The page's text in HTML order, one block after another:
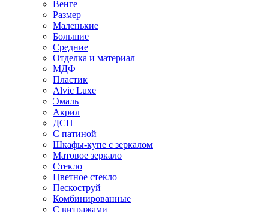
Венге
Размер
Маленькие
Большие
Средние
Отделка и материал
МДФ
Пластик
Alvic Luxe
Эмаль
Акрил
ДСП
С патиной
Шкафы-купе с зеркалом
Матовое зеркало
Стекло
Цветное стекло
Пескоструй
Комбинированные
С витражами